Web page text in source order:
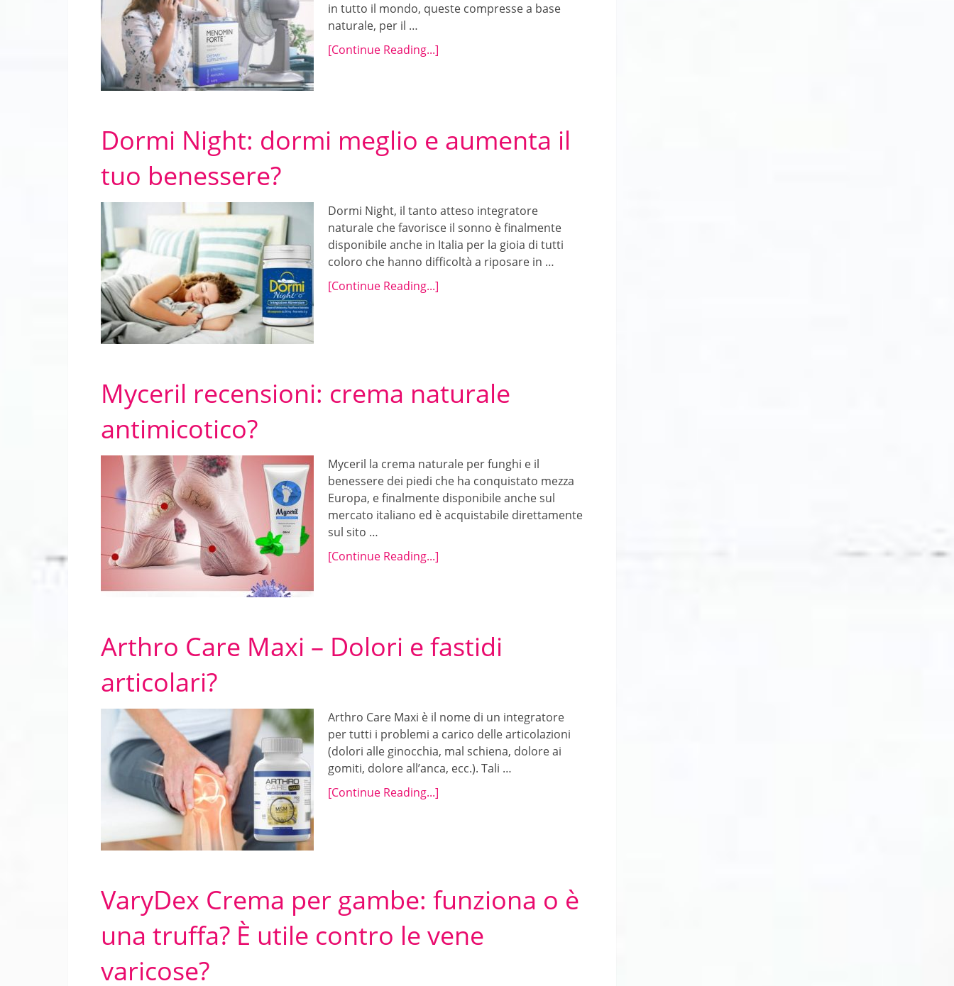
in tutto il mondo, queste compresse a base
naturale, per il …
[Continue Reading...]
Dormi Night: dormi meglio e aumenta il
tuo benessere?
Dormi Night, il tanto atteso integratore
naturale che favorisce il sonno è finalmente
disponibile anche in Italia per la gioia di tutti
coloro che hanno difficoltà a riposare in …
[Continue Reading...]
Myceril recensioni: crema naturale
antimicotico?
Myceril la crema naturale per funghi e il
benessere dei piedi che ha conquistato mezza
Europa, e finalmente disponibile anche sul
mercato italiano ed è acquistabile direttamente
sul sito …
[Continue Reading...]
Arthro Care Maxi – Dolori e fastidi
articolari?
Arthro Care Maxi è il nome di un integratore
per tutti i problemi a carico delle articolazioni
(dolori alle ginocchia, mal schiena, dolore ai
gomiti, dolore all’anca, ecc.). Tali …
[Continue Reading...]
VaryDex Crema per gambe: funziona o è
una truffa? È utile contro le vene
varicose?